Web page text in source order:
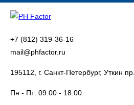
+7 (812) 319-36-16
mail@phfactor.ru
195112, г. Санкт-Петербург, Уткин
Пн - Пт: 09:00 - 18:00